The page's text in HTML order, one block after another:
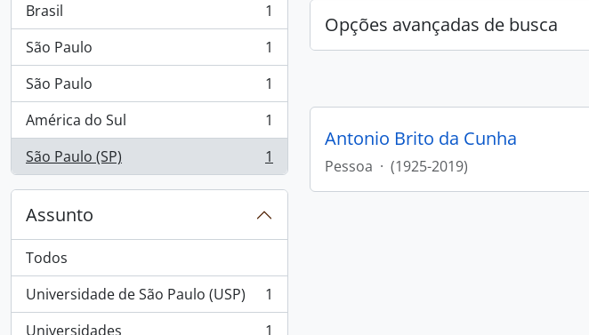
Brasil
, 1 resultados
1
São Paulo
, 1 resultados
1
São Paulo
, 1 resultados
1
América do Sul
, 1 resultados
1
São Paulo (SP)
, 1 resultados 1
Assunto
Todos
Universidade de São Paulo (USP)
, 1 resultados
1
Universidades
1
Opções avançadas de busca
Antonio Brito da Cunha
Pessoa · (1925-2019)